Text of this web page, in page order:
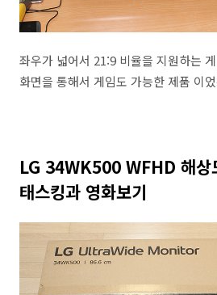
좌우가 넓어서 21:9 비율을 지원하는
화면을 통해서 게임도 가능한 제품 이
LG 34WK500 WFHD 해상
태스킹과 영화보기